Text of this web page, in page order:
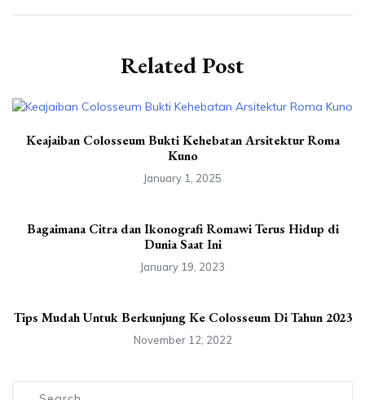
Related Post
Keajaiban Colosseum Bukti Kehebatan Arsitektur Roma
Kuno
January 1, 2025
Bagaimana Citra dan Ikonografi Romawi Terus Hidup di
Dunia Saat Ini
January 19, 2023
Tips Mudah Untuk Berkunjung Ke Colosseum Di Tahun 2023
November 12, 2022